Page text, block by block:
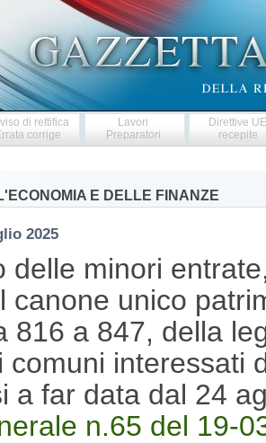
di rettifica
corrige
Lavori
Preparatori
Direttive
recepite
E DELLE FINANZE
2025
delle minori
canone unico
816 a 847, della
comuni interessati
a far data dal 24
n.65 del 19-